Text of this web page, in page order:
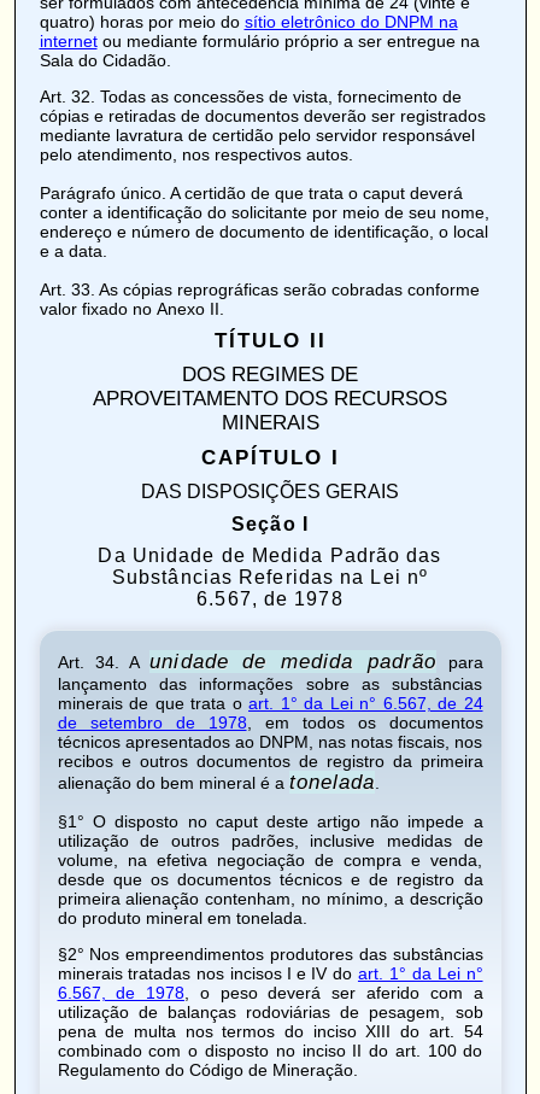
quatro) horas por meio do sítio eletrônico do DNPM na
internetou mediante formulário próprio a ser entregue na
Sala do Cidadão.
Art. 32 . Todas as concessões de vista, fornecimento de
cópias e retiradas de documentos deverão ser registrados
mediante lavratura de certidão pelo servidor responsável
pelo atendimento, nos respectivos autos.
Parágrafo único. A certidão de que trata o caput deverá
conter a identificação do solicitante por meio de seu nome,
endereço e número de documento de identificação, o local
e a data.
Art. 33 . As cópias reprográficas serão cobradas conforme
valor fixado no Anexo II
TÍTULO II
DOS REGIMES DE
APROVEITAMENTO DOS RECURSOS
MINERAIS
CAPÍTULO I
DAS DISPOSIÇÕES GERAIS
Seção I
Da Unidade de Medida Padrão das
Substâncias Referidas na Lei nº
6.567, de 1978
Art. 34. Aunidade de medida padrão para
lançamento das informações sobre as substâncias
minerais de que trata o art. 1° da Lei n° 6.567, de 24
de setembro de 1978 , em todos os documentos
técnicos apresentados ao DNPM, nas notas fiscais, nos
recibos e outros documentos de registro da primeira
alienação do bem mineral é a tonelada
§1° O disposto no caput deste artigo não impede a
utilização de outros padrões, inclusive medidas de
volume, na efetiva negociação de compra e venda,
desde que os documentos técnicos e de registro da
primeira alienação contenham, no mínimo, a descrição
do produto mineral em tonelada.
§2° Nos empreendimentos produtores das substâncias
minerais tratadas nos incisos I e IVdo art. 1° da Lei n°
6.567, de 1978 , o peso deverá ser aferido com a
utilização de balanças rodoviárias de pesagem, sob
pena de multa nos termos do inciso XIII do art. 54
combinado com o disposto no inciso II do art. 100 do
Regulamento do Código de Mineração.